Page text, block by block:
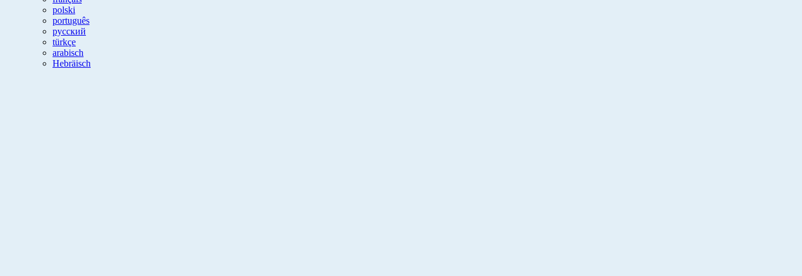
polski
português
русский
türkçe
arabisch
Hebräisch